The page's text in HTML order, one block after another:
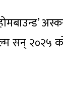
२०२५ को